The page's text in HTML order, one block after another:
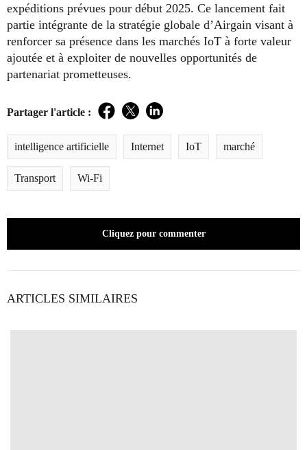
expéditions prévues pour début 2025. Ce lancement fait
partie intégrante de la stratégie globale d’Airgain visant à
renforcer sa présence dans les marchés IoT à forte valeur
ajoutée et à exploiter de nouvelles opportunités de
partenariat prometteuses.
Partager l'article : Facebook
TwitterLinkedIn
intelligence artificielle Internet IoT marché
Transport Wi-Fi
Cliquez pour commenter
ARTICLES SIMILAIRES